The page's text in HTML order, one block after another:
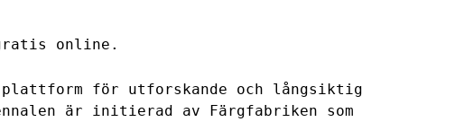
online .
plattform för utforskande och långsiktig
är initierad av Färgfabriken som